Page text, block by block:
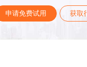
获取行业解决方案